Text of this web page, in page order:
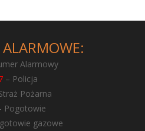
Alarmowy
– Policja
Pożarna
Pogotowie
gazowe